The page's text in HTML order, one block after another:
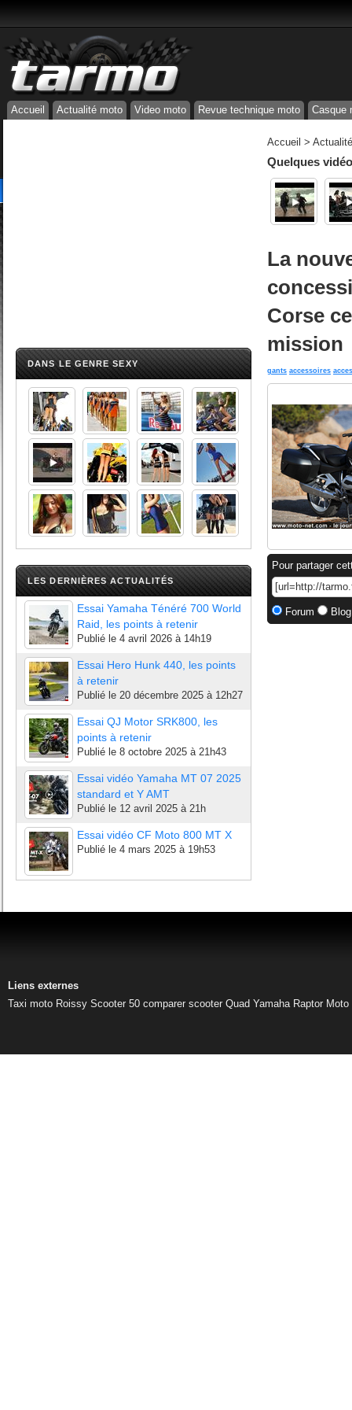
Accueil Actualité moto Video moto Revue technique moto Casque
DANS LE GENRE SEXY
LES DERNIÈRES ACTUALITÉS
Essai Yamaha Ténéré 700 World
Raid, les points à retenir
Publié le 4 avril 2026 à 14h19
Essai Hero Hunk 440, les points
à retenir
Publié le 20 décembre 2025 à 12h27
Essai QJ Motor SRK800, les
points à retenir
Publié le 8 octobre 2025 à 21h43
Essai vidéo Yamaha MT 07 2025
standard et Y AMT
Publié le 12 avril 2025 à 21h
Essai vidéo CF Moto 800 MT X
Publié le 4 mars 2025 à 19h53
Accueil >
Quelques
La
Corse
mission
gants accessoires
Pour partager
Forum
Liens externes
Taxi moto Roissy Scooter 50 comparer scooter Quad Yamaha Raptor